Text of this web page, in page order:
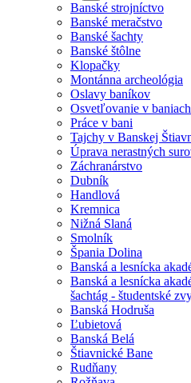
Banské strojníctvo
Banské meračstvo
Banské šachty
Banské štôlne
Klopačky
Montánna archeológia
Oslavy baníkov
Osvetľovanie v baniach
Práce v bani
Tajchy v Banskej
Úprava nerastných
Záchranárstvo
Dubník
Handlová
Kremnica
Nižná Slaná
Smolník
Špania Dolina
Banská a lesnícka
Banská a lesnícka
šachtág - študentské
Banská Hodruša
Ľubietová
Banská Belá
Štiavnické Bane
Rudňany